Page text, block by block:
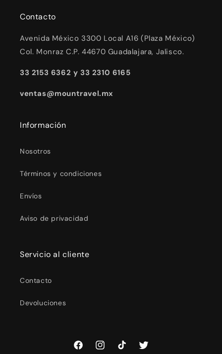
Contacto
Avenida México 3300 Local A16 (Plaza México)
Col. Monraz C.P. 44670 Guadalajara, Jalisco.
33 2153 6362 y 33 2310 6165
ventas@mountravel.mx
Información
Nosotros
Términos y condiciones
Envíos
Aviso de privacidad
Servicio al cliente
Contacto
Devoluciones
FacebookInstagramTikTok Twitter